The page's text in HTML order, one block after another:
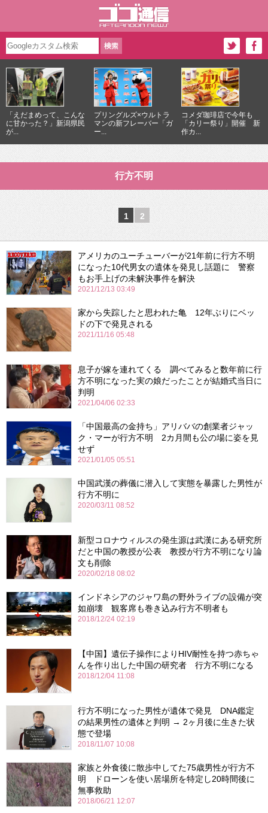
「えだまめって、こんな
に甘かった？」新潟県民
が...
プリングルズ×ウルトラ
マンの新フレーバー「ガ
ー...
コメダ珈琲店で今年も
「カリー祭り」開催 新
作カ...
行方不明
1 2
アメリカのユーチューバーが21年前に行方不明
になった10代男女の遺体を発見し話題に 警察
もお手上げの未解決事件を解決
2021/12/13 03:49
家から失踪したと思われた亀 12年ぶりにベッ
ドの下で発見される
2021/11/16 05:48
息子が嫁を連れてくる 調べてみると数年前に行
方不明になった実の娘だったことが結婚式当日に
判明
2021/04/06 02:33
「中国最高の金持ち」アリババの創業者ジャッ
ク・マーが行方不明 2カ月間も公の場に姿を見
せず
2021/01/05 05:51
中国武漢の葬儀に潜入して実態を暴露した男性が
行方不明に
2020/03/11 08:52
新型コロナウィルスの発生源は武漢にある研究所
だと中国の教授が公表 教授が行方不明になり論
文も削除
2020/02/18 08:02
インドネシアのジャワ島の野外ライブの設備が突
如崩壊 観客席も巻き込み行方不明者も
2018/12/24 02:19
【中国】遺伝子操作によりHIV耐性を持つ赤ちゃ
んを作り出した中国の研究者 行方不明になる
2018/12/04 11:08
行方不明になった男性が遺体で発見 DNA鑑定
の結果男性の遺体と判明 → 2ヶ月後に生きた状
態で登場
2018/11/07 10:08
家族と外食後に散歩中してた75歳男性が行方不
明 ドローンを使い居場所を特定し20時間後に
無事救助
2018/06/21 12:07